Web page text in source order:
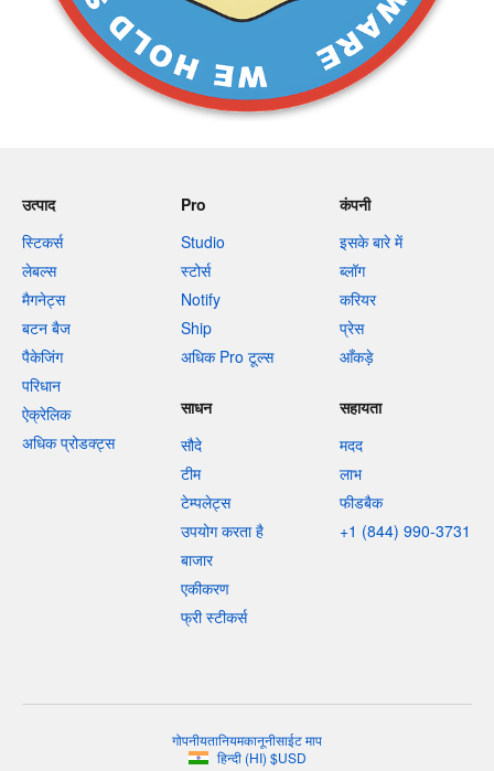
उत्पाद
स्टिकर्स
लेबल्स
मैगनेट्स
बटन बैज
पैकेजिंग
परिधान
ऐक्रेलिक
अधिक प्रोडक्ट्स
Pro
Studio
स्टोर्स
Notify
Ship
अधिक Pro टूल्स
कंपनी
इसके बारे में
ब्लॉग
करियर
प्रेस
आँकड़े
साधन
सौदे
टीम
टेम्पलेट्स
उपयोग करता है
बाजार
एकीकरण
फ्री स्टीकर्स
सहायता
मदद
लाभ
फीडबैक
+1 (844) 990-3731
गोपनीयतानियमकानूनीसाईट माप
हिन्दी(HI) $USD